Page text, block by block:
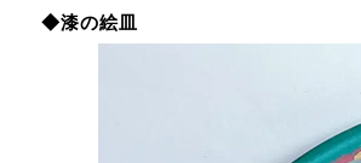
◆漆の絵皿